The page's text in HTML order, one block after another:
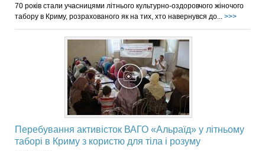
70 років стали учасницями літнього культурно-оздоровчого жіночого
табору в Криму, розрахованого як на тих, хто навернувся до... >>>
Перебування активісток ВАГО «Альраїд» у літньому
таборі в Криму з користю для тіла і розуму